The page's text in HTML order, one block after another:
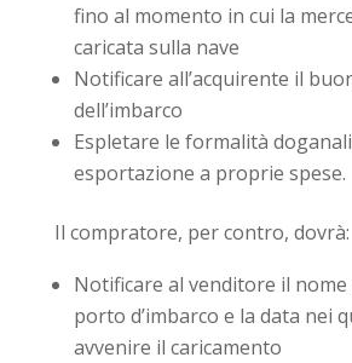
fino al momento in cui la
caricata sulla nave
Notificare all’acquirente il
dell’imbarco
Espletare le formalità
esportazione a proprie spese.
Il compratore, per contro, dovrà:
Notificare al venditore il nome
porto d’imbarco e la data nei
avvenire il caricamento